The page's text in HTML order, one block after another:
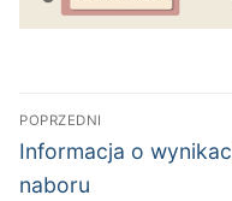
Nawigacja
wpisu
POPRZEDNI
Poprzedni
wpis:
Informacja o
naboru